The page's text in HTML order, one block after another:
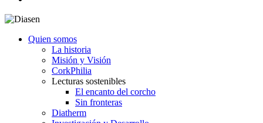
Quien somos
La historia
Misión y Visión
CorkPhilia
Lecturas sostenibles
El encanto del corcho
Sin fronteras
Diatherm